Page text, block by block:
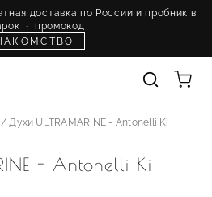
доставка по России и пробник в
·
промокод
/Духи ULTRAMARINE - Antonelli Ki
- Antonelli Ki